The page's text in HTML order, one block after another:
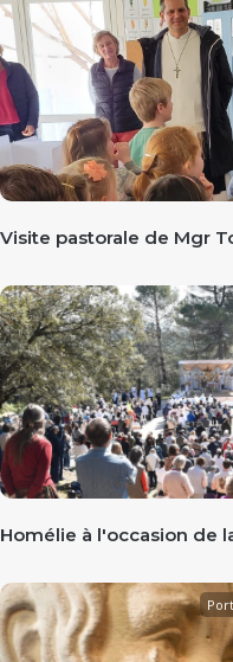
Visite pastorale de Mgr
Homélie à l'occasion de